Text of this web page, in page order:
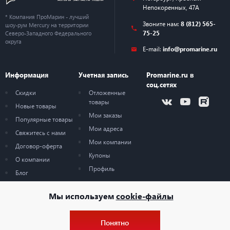
Мы используемcookie-файлы
Понятно
* Компания ПроМарин - лучший
шоу-рум Mercury на территории
Северо-Западного Федерального
округа
Непокоренных, 47А
Звоните нам: 8 (812) 565-
75-25
E-mail: info@promarine.ru
Информация
Скидки
Новые товары
Популярные товары
Свяжитесь с нами
Договор-оферта
О компании
Блог
Учетная запись
Отложенные
товары
Мои заказы
Мои адреса
Мои компании
Купоны
Профиль
Promarine.ru в
соц.сетях